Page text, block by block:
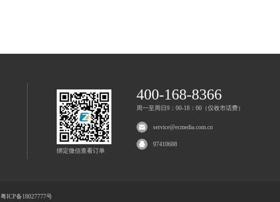
绑定微信查看订单
400-168-8366
周一至周日9：00-18：00（仅收市话费）
service@ecmedia.com.cn
97410688
粤ICP备18027777号